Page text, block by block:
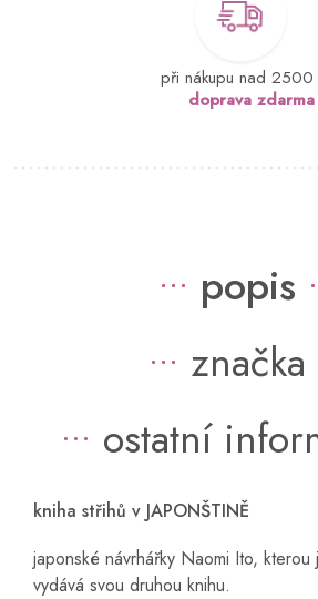
při nákupu nad 2500
doprava zdarma
popis
značka
ostatní
kniha střihů v JAPONŠTINĚ
japonské návrhářky Naomi Ito, kterou
vydává svou druhou knihu.